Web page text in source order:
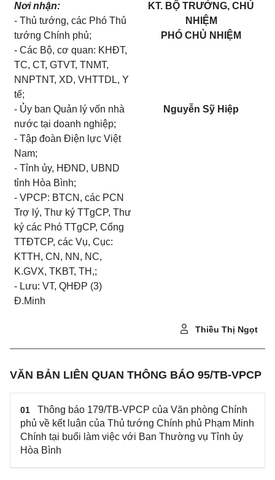
Nơi nhận:
- Thủ tướng, các Phó Thủ
tướng Chính phủ;
- Các Bộ, cơ quan: KHĐT,
TC, CT, GTVT, TNMT,
NNPTNT, XD, VHTTDL, Y
tế;
- Ủy ban Quản lý vốn nhà
nước tại doanh nghiệp;
- Tập đoàn Điện lực Việt
Nam;
- Tỉnh ủy, HĐND, UBND
tỉnh Hòa Bình;
- VPCP: BTCN, các PCN
Trợ lý, Thư ký TTgCP, Thư
ký các Phó TTgCP, Cổng
TTĐTCP, các Vụ, Cục:
KTTH, CN, NN, NC,
K.GVX, TKBT, TH,;
- Lưu: VT, QHĐP (3)
Đ.Minh
KT. BỘ TRƯỞNG, CHỦ
NHIỆM
PHÓ CHỦ NHIỆM
Nguyễn Sỹ Hiệp
Thiều Thị Ngọt
VĂN BẢN LIÊN QUAN THÔNG BÁO 95/TB-VPCP
01
Thông báo 179/TB-VPCP của Văn phòng Chính
phủ về kết luận của Thủ tướng Chính phủ Phạm Minh
Chính tại buổi làm việc với Ban Thường vụ Tỉnh ủy
Hòa Bình